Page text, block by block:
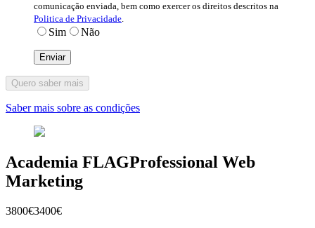
comunicação enviada, bem como exercer os direitos descritos na
Politica de Privacidade
Sim Não
Quero saber mais
Saber mais sobre as condições
Academia FLAGProfessional Web
Marketing
3800€3400€